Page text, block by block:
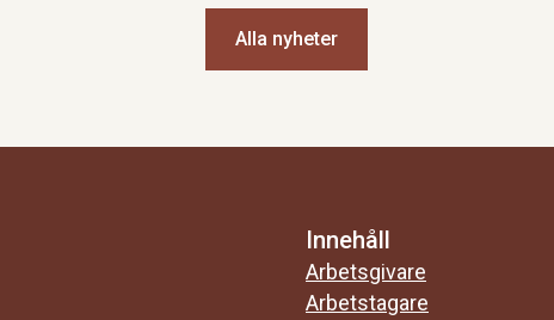
Alla nyheter
Innehåll
Arbetsgivare
Arbetstagare